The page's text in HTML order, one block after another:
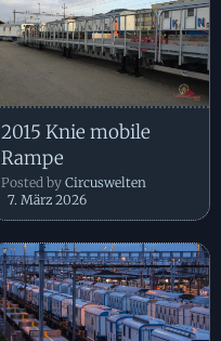
2015 Knie mobile
Rampe
Posted by Circuswelten
7. März 2026